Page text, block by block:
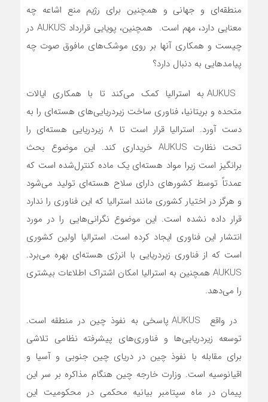
منطقه‌ای و جهانی و همچنین برای رژیم منع اشاعه چه
معنایی دارد، مهم است. همچنین، پویایی قرارداد AUKUS در
چیست و همکاری آنها بر روی موشک‌های مافوق صوت چه
پیامدهایی به دنبال دارد؟
AUKUS به استرالیا کمک‌ می‌کند تا با همکاری ایالات
متحده و بریتانیا، فناوری ساخت زیردریایی‌های هسته‌ای را به
دست آورد. استرالیا قرار است تا ۸ زیردریایی ‌هسته‌ای را
تحت نظارت AUKUS خریداری کند. این موضوع بحث
برانگیز است زیرا مواد هسته‌ای یک ماده کنترل‌شده است که
عمدتاً توسط کشورهای دارای سلاح هسته‌ای تولید می‌شود
و هرگز در اختیار کشوری مانند استرالیا که این فناوری را ندارد
قرار داده نشده است. این موضوع نگرانی‌هایی را در مورد
انتشار این فناوری ایجاد کرده است. استرالیا اولین کشوری
است که از فناوری زیردریایی با انرژی هسته‌ای بهره می‌برد.
AUKUS همچنین به استرالیا امکان اشتراک اطلاعات بیشتری
را‌ می‌دهد.
در واقع AUKUS پاسخی به نفوذ چین در منطقه است.
توسعه زیردریایی‌ها و فناوری‌های پیشرفته نظامی تلاشی
برای مقابله با نفوذ چین در دریای چین جنوبی و آسیا و
اقیانوسیه است. وزارت خارجه چین هنگام مذاکره بر سر این
پیمان در ماه سپتامبر بیانیه محکمی در محکومیت این